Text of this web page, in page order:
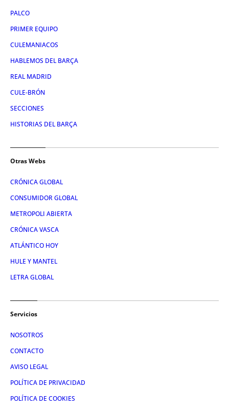
PALCO
PRIMER EQUIPO
CULEMANIACOS
HABLEMOS DEL BARÇA
REAL MADRID
CULE-BRÓN
SECCIONES
HISTORIAS DEL BARÇA
Otras Webs
CRÓNICA GLOBAL
CONSUMIDOR GLOBAL
METROPOLI ABIERTA
CRÓNICA VASCA
ATLÁNTICO HOY
HULE Y MANTEL
LETRA GLOBAL
Servicios
NOSOTROS
CONTACTO
AVISO LEGAL
POLÍTICA DE PRIVACIDAD
POLÍTICA DE COOKIES